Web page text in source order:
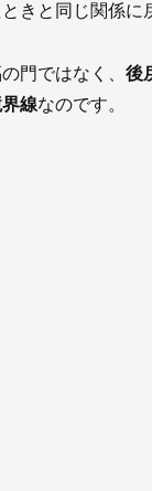
きと同じ関係に
門ではなく、 後
線なのです。